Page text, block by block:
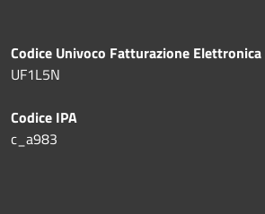
Codice Univoco Fatturazione Elettronica
UF1L5N
Codice IPA
c_a983